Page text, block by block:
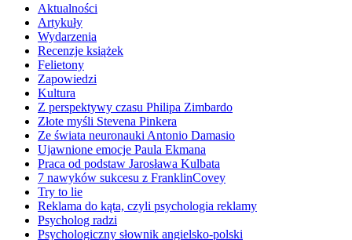
Aktualności
Artykuły
Wydarzenia
Recenzje książek
Felietony
Zapowiedzi
Kultura
Z perspektywy czasu Philipa Zimbardo
Złote myśli Stevena Pinkera
Ze świata neuronauki Antonio Damasio
Ujawnione emocje Paula Ekmana
Praca od podstaw Jarosława Kulbata
7 nawyków sukcesu z FranklinCovey
Try to lie
Reklama do kąta, czyli psychologia reklamy
Psycholog radzi
Psychologiczny słownik angielsko-polski